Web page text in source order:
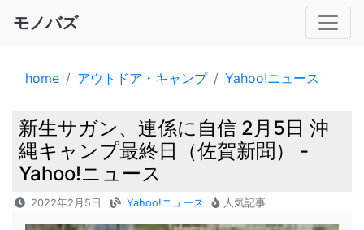
モノバズ
home アウトドア・キャンプ Yahoo!ニュース
新生サガン、連係に自信 2月5日 沖
縄キャンプ最終日（佐賀新聞） -
Yahoo!ニュース
2022年2月5日 Yahoo!ニュース 人気記事